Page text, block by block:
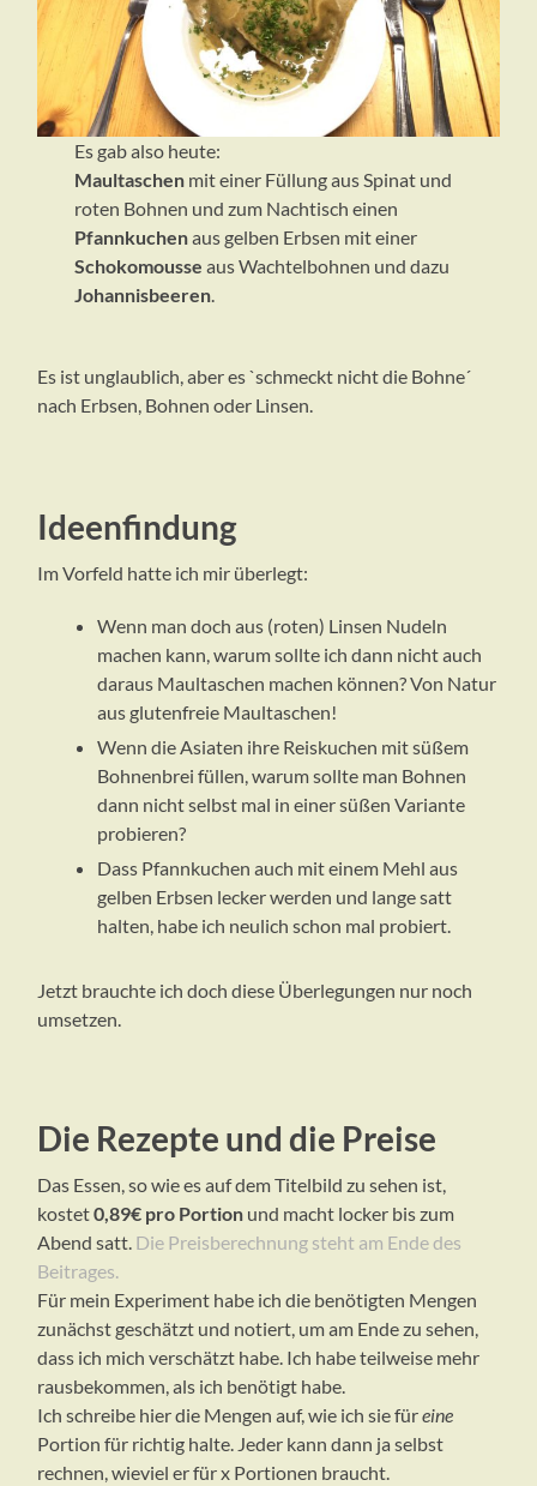
Es gab also heute:
Maultaschen mit einer Füllung aus Spinat und
roten Bohnen und zum Nachtisch einen
Pfannkuchenaus gelben Erbsen mit einer
Schokomousse aus Wachtelbohnen und dazu
Johannisbeeren.
Es ist unglaublich, aber es `schmeckt nicht die Bohne´
nach Erbsen, Bohnen oder Linsen.
Ideenfindung
Im Vorfeld hatte ich mir überlegt:
Wenn man doch aus (roten) Linsen Nudeln
machen kann, warum sollte ich dann nicht auch
daraus Maultaschen machen können? Von Natur
aus glutenfreie Maultaschen!
Wenn die Asiaten ihre Reiskuchen mit süßem
Bohnenbrei füllen, warum sollte man Bohnen
dann nicht selbst mal in einer süßen Variante
probieren?
Dass Pfannkuchen auch mit einem Mehl aus
gelben Erbsen lecker werden und lange satt
halten, habe ich neulich schon mal probiert.
Jetzt brauchte ich doch diese Überlegungen nur noch
umsetzen.
Die Rezepte und die Preise
Das Essen, so wie es auf dem Titelbild zu sehen ist,
kostet0,89€ pro Portion und macht locker bis zum
Abend satt. Die Preisberechnung steht am Ende des
Beitrages.
Für mein Experiment habe ich die benötigten Mengen
zunächst geschätzt und notiert, um am Ende zu sehen,
dass ich mich verschätzt habe. Ich habe teilweise mehr
rausbekommen, als ich benötigt habe.
Ich schreibe hier die Mengen auf, wie ich sie füreine
Portion für richtig halte. Jeder kann dann ja selbst
rechnen, wieviel er für x Portionen braucht.